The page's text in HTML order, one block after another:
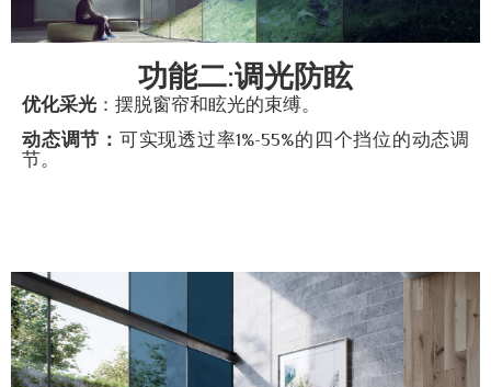
功能二:调光防眩
优化采光 ：摆脱窗帘和眩光的束缚。
动态调节： 可实现透过率1%-55%的四个挡位的动态调
节。